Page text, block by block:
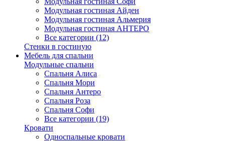
Модульная гостиная Айден
Модульная гостиная Альмерия
Модульная гостиная АНТЕРО
Все категории (12)
Стенки в гостиную
Мебель для спальни
Модульные спальни
Спальня Алиса
Спальня Мори
Спальня Антеро
Спальня Роза
Спальня Софи
Все категории (19)
Кровати
Односпальные кровати